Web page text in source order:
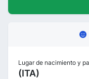
Lugar de nacimiento y
(ITA)